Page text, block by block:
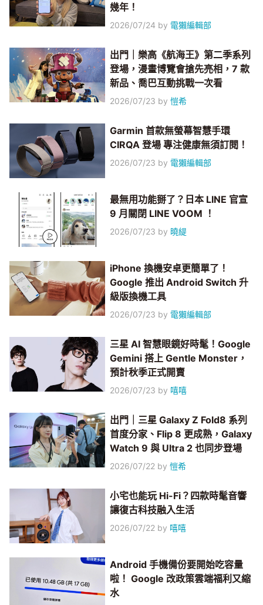
幾年！
2026/07/24 by 電獺編輯部
出門｜樂高《航海王》第二季系列
登場，漫畫博覽會搶先亮相，7 款
新品、喬巴互動挑戰一次看
2026/07/23 by愷希
Garmin 首款無螢幕智慧手環
CIRQA 登場 專注健康無須訂閱！
2026/07/23 by 電獺編輯部
最無用功能掰了？日本 LINE 官宣
9 月關閉 LINE VOOM ！
2026/07/23 by 曉緹
iPhone 換機安卓更簡單了！
Google 推出 Android Switch 升
級版換機工具
2026/07/23 by 電獺編輯部
三星 AI 智慧眼鏡好時髦！Google
Gemini 搭上 Gentle Monster，
預計秋季正式開賣
2026/07/23 by 嘻嘻
出門｜三星 Galaxy Z Fold8 系列
首度分家、Flip 8 更成熟，Galaxy
Watch 9 與 Ultra 2 也同步登場
2026/07/22 by愷希
小宅也能玩 Hi-Fi？四款時髦音響
讓復古科技融入生活
2026/07/22 by 嘻嘻
Android 手機備份要開始吃容量
啦！ Google 改政策雲端福利又縮
水